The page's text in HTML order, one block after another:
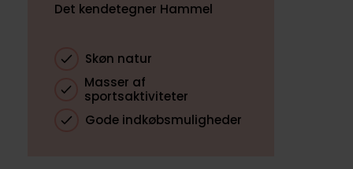
Det kendetegner Hammel
Skøn natur
Masser af
sportsaktiviteter
Gode indkøbsmuligheder